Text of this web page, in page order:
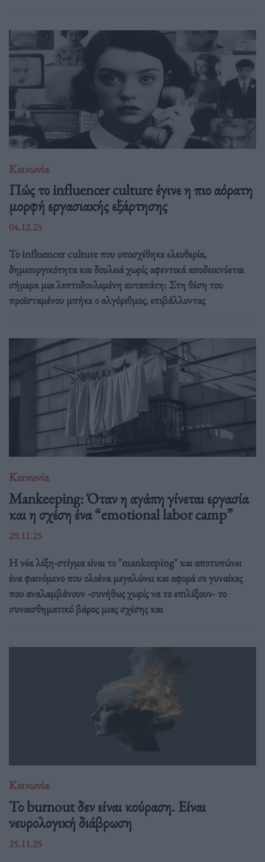
Κοινωνία
Πώς το influencer culture έγινε η πιο αόρατη
μορφή εργασιακής εξάρτησης
04.12.25
Το influencer culture που υποσχέθηκε ελευθερία,
δημιουργικότητα και δουλειά χωρίς αφεντικά αποδεικνύεται
σήμερα μια λεπτοδουλεμένη αυταπάτη: Στη θέση του
προϊσταμένου μπήκε ο αλγόριθμος, επιβάλλοντας
Κοινωνία
Mankeeping: Όταν η αγάπη γίνεται εργασία
και η σχέση ένα “emotional labor camp”
29.11.25
Η νέα λέξη-στίγμα είναι το "mankeeping" και αποτυπώνει
ένα φαινόμενο που ολοένα μεγαλώνει και αφορά σε γυναίκες
που αναλαμβάνουν -συνήθως χωρίς να το επιλέξουν- το
συναισθηματικό βάρος μιας σχέσης και
Κοινωνία
Το burnout δεν είναι κούραση. Είναι
νευρολογική διάβρωση
25.11.25